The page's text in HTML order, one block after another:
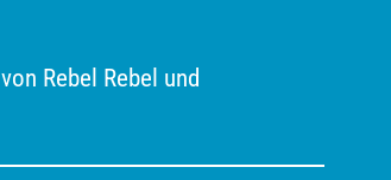
Rebel Rebel und